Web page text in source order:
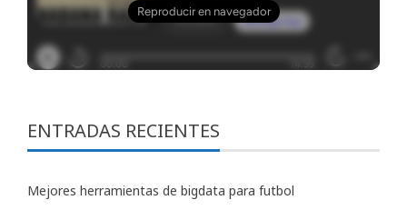
ENTRADAS RECIENTES
Mejores herramientas de bigdata para futbol